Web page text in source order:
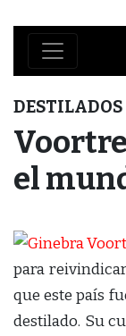
DESTILADOS
el
para
que este país
destilado. Su